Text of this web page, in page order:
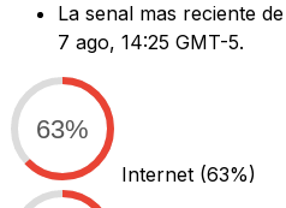
La senal mas reciente
7 ago, 14:25 GMT-5.
63%
Internet (63%)